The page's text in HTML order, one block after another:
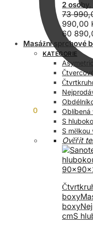
0
2
73
990,00
60
Masážní sprchové
KATEGORIE
S
S mělkou
Ověřit
boxy
boxy
cmS